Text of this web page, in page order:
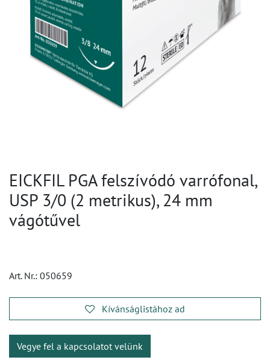
EICKFIL PGA felszívódó varrófonal,
USP 3/0 (2 metrikus), 24 mm
vágótűvel
Art. Nr.: 050659
Kívánságlistához ad
Vegye fel a kapcsolatot velünk